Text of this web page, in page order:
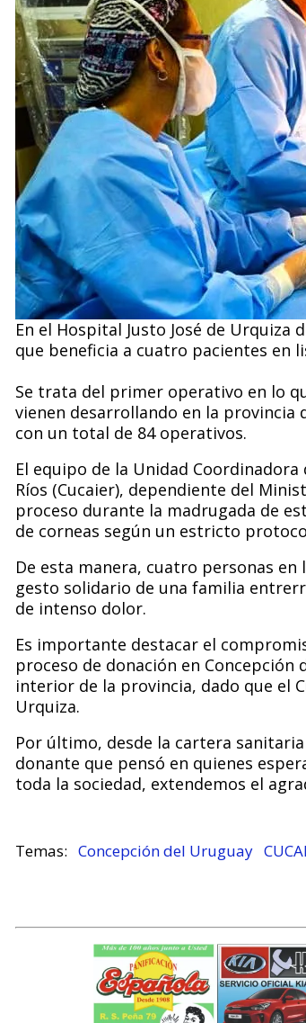
En el Hospital Justo José de Urquiza
que beneficia a cuatro pacientes en
Se trata del primer operativo en lo
vienen desarrollando en la provincia
con un total de 84 operativos.
El equipo de la Unidad
Ríos (Cucaier), dependiente del
proceso durante la madrugada de
de corneas según un estricto
De esta manera, cuatro personas
gesto solidario de una familia
de intenso dolor.
Es importante destacar el
proceso de donación en
interior de la provincia, dado que el
Urquiza.
Por último, desde la cartera
donante que pensó en quienes
toda la sociedad, extendemos el
Concepción del Uruguay